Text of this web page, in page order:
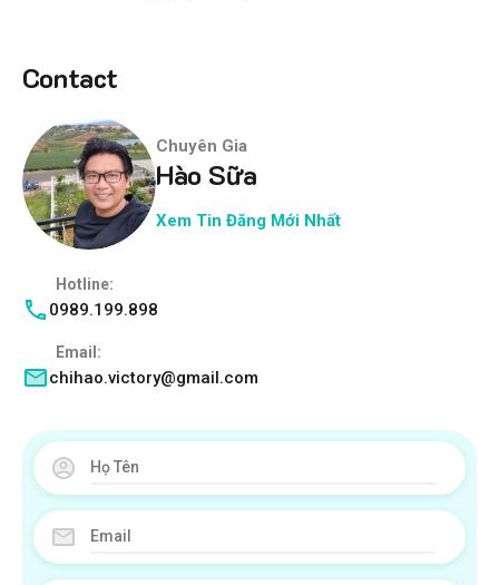
Contact
Chuyên Gia
Hào Sữa
Xem Tin Đăng Mới Nhất
Hotline:
0989.199.898
Email:
chihao.victory@gmail.com